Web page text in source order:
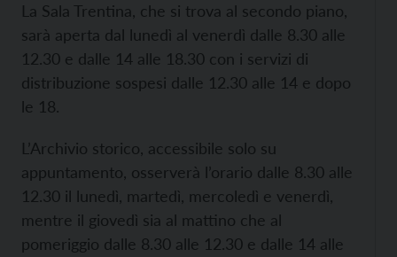
La Sala Trentina, che si trova al secondo piano,
sarà aperta dal lunedì al venerdì dalle 8.30 alle
12.30 e dalle 14 alle 18.30 con i servizi di
distribuzione sospesi dalle 12.30 alle 14 e dopo
le 18.
L’Archivio storico, accessibile solo su
appuntamento, osserverà l’orario dalle 8.30 alle
12.30 il lunedì, martedì, mercoledì e venerdì,
mentre il giovedì sia al mattino che al
pomeriggio dalle 8.30 alle 12.30 e dalle 14 alle